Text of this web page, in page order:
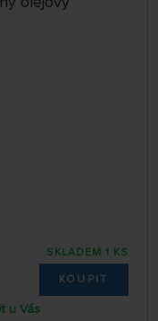
SKLADEM 1 KS
KOUPIT
u Vás